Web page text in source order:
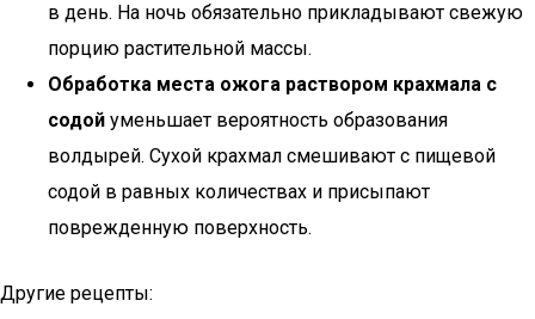
в день. На ночь обязательно прикладывают свежую
порцию растительной массы.
Обработка места ожога раствором крахмала с
содой уменьшает вероятность образования
волдырей. Сухой крахмал смешивают с пищевой
содой в равных количествах и присыпают
поврежденную поверхность.
Другие рецепты: